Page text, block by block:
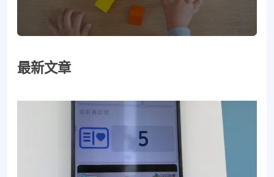
最新文章